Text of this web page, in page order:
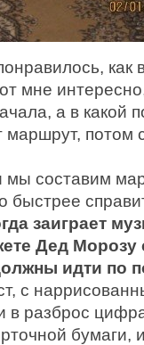
как
мне
а в какой
потом
мы составим
быстрее
заиграет
Дед Морозу
идти по
с
в разброс
бумаги,